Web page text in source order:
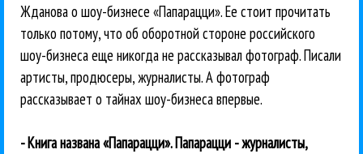
Жданова о шоу-бизнесе «Папарацци». Ее стоит прочитать
только потому, что об оборотной стороне российского
шоу-бизнеса еще никогда не рассказывал фотограф. Писали
артисты, продюсеры, журналисты. А фотограф
рассказывает о тайнах шоу-бизнеса впервые.
- Книга названа «Папарацци». Папарацци - журналисты,